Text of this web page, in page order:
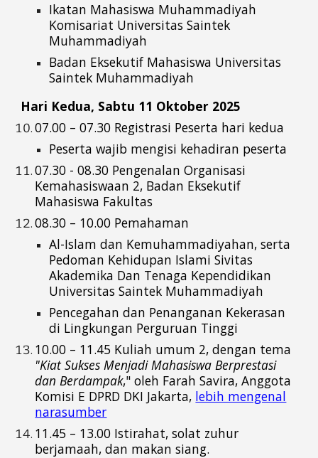
Ikatan Mahasiswa Muhammadiyah
Komisariat Universitas Saintek
Muhammadiyah
Badan Eksekutif Mahasiswa Universitas
Saintek Muhammadiyah
Hari Kedua, Sabtu 11 Oktober 2025
07.00 – 07.30 Registrasi Peserta hari kedua
Peserta wajib mengisi kehadiran peserta
07.30 - 08.30 Pengenalan Organisasi
Kemahasiswaan 2, Badan Eksekutif
Mahasiswa Fakultas
08.30 – 10.00 Pemahaman
Al-Islam dan Kemuhammadiyahan, serta
Pedoman Kehidupan Islami Sivitas
Akademika Dan Tenaga Kependidikan
Universitas Saintek Muhammadiyah
Pencegahan dan Penanganan Kekerasan
di Lingkungan Perguruan Tinggi
10.00 – 11.45 Kuliah umum 2, dengan tema
"Kiat Sukses Menjadi Mahasiswa Berprestasi
dan Berdampak," oleh Farah Savira, Anggota
Komisi E DPRD DKI Jakarta, lebih mengenal
narasumber
11.45 – 13.00 Istirahat, solat zuhur
berjamaah, dan makan siang.